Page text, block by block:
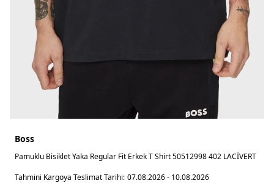
Boss
Pamuklu Bisiklet Yaka Regular Fit Erkek T Shirt 50512998 402 LACİVERT
Tahmini Kargoya Teslimat Tarihi: 07.08.2026 - 10.08.2026